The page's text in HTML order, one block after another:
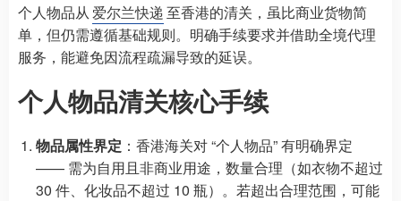
个人物品从爱尔兰快递至香港的清关，虽比商业货物简
单，但仍需遵循基础规则。明确手续要求并借助全境代理
服务，能避免因流程疏漏导致的延误。
个人物品清关核心手续
物品属性界定 ：香港海关对 “个人物品” 有明确界定
—— 需为自用且非商业用途，数量合理（如衣物不超过
30 件、化妆品不超过 10 瓶）。若超出合理范围，可能